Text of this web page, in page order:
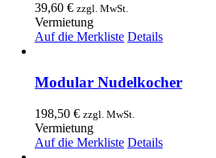
39,60 € zzgl. MwSt.
Vermietung
Auf die Merkliste Details
Modular Nudelkocher
198,50 € zzgl. MwSt.
Vermietung
Auf die Merkliste Details